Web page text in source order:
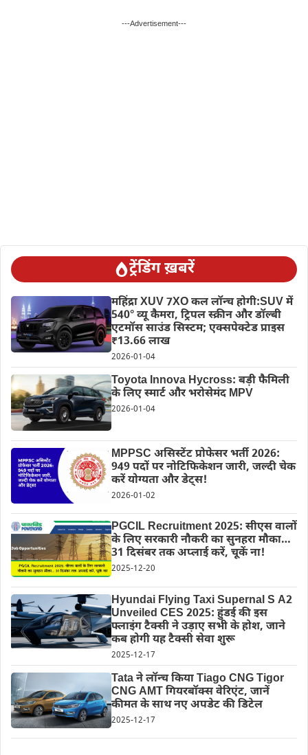
---Advertisement---
ट्रेंडिंग ख़बरें
महिंद्रा XUV 7XO कल लॉन्च होगी:SUV में
540° व्यू कैमरा, ट्रिपल स्क्रीन और डॉल्बी
एटमॉस साउंड सिस्टम; एक्सपेक्टेड प्राइस
₹13.66 लाख
2026-01-04
Toyota Innova Hycross: बड़ी फैमिली
के लिए स्मार्ट और भरोसेमंद MPV
2026-01-04
MPPSC असिस्टेंट प्रोफेसर भर्ती 2026:
949 पदों पर नोटिफिकेशन जारी, जल्दी चेक
करें योग्यता और डेट्स!
2026-01-02
PGCIL Recruitment 2025: सीएस वालों
के लिए सरकारी नौकरी का सुनहरा मौका…
31 दिसंबर तक अप्लाई करें, चूकें ना!
2025-12-20
Hyundai Flying Taxi Supernal S A2
Unveiled CES 2025: हुंडई की इस
फ्लाइंग टैक्सी ने उड़ाए सभी के होश, जाने
कब होगी यह टैक्सी सेवा शुरू
2025-12-17
Tata ने लॉन्च किया Tiago CNG Tigor
CNG AMT गियरबॉक्स वेरिएंट, जानें
कीमत के साथ नए अपडेट की डिटेल
2025-12-17